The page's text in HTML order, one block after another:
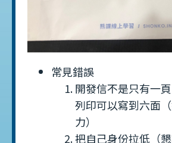
常見錯誤
開發信不是只有一
列印可以寫到六面
力）
把自己身份拉低（